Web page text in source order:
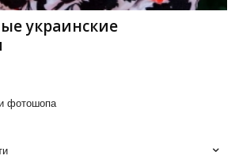
украинские
фотошопа